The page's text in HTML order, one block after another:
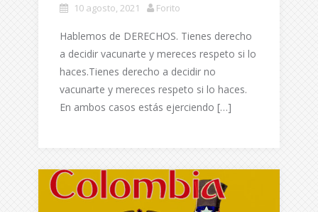
10 agosto, 2021 Forito
Hablemos de DERECHOS. Tienes derecho
a decidir vacunarte y mereces respeto si lo
haces.Tienes derecho a decidir no
vacunarte y mereces respeto si lo haces.
En ambos casos estás ejerciendo […]